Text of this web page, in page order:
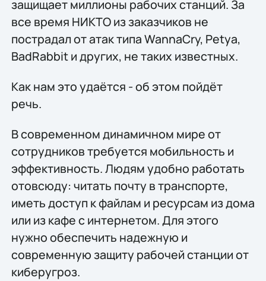
защищает миллионы рабочих станций. За
все время НИКТО из заказчиков не
пострадал от атак типа WannaCry, Petya,
BadRabbit и других, не таких известных.
Как нам это удаётся - об этом пойдёт
речь.
В современном динамичном мире от
сотрудников требуется мобильность и
эффективность. Людям удобно работать
отовсюду: читать почту в транспорте,
иметь доступ к файлам и ресурсам из дома
или из кафе с интернетом. Для этого
нужно обеспечить надежную и
современную защиту рабочей станции от
киберугроз.